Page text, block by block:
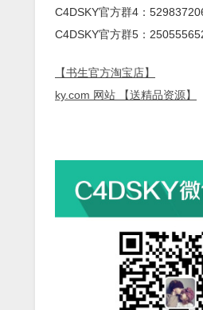
C4DSKY官方群4：
C4DSKY官方群5：
【书生官方淘宝店】
ky.com 网站 【送精品资源】